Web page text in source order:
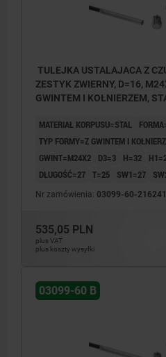
TULEJKA USTALAJACA Z
ZESTYK ZWIERNY, D=16,
GWINTEM I KOŁNIERZEM,
MATERIAŁ KORPUSU=STAL
TYP FORMY=Z GWINTEM I
GWINT=M24X2
D3=3 H=32
DŁUGOŚĆ=27 T=25 SW1=27
Nr zamówienia: 03099-60-
535,05 PLN
plus VAT
plus koszty wysyłki
03099-60 B